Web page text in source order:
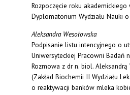
Rozpoczęcie roku
Dyplomatorium Wydziału Nauki
Aleksandra Wesołowska
Podpisanie listu intencyjnego o
Uniwersyteckiej Pracowni Badań
Rozmowa z dr n. biol. Aleksandrą
(Zakład Biochemii II Wydziału
o reaktywacji banków mleka